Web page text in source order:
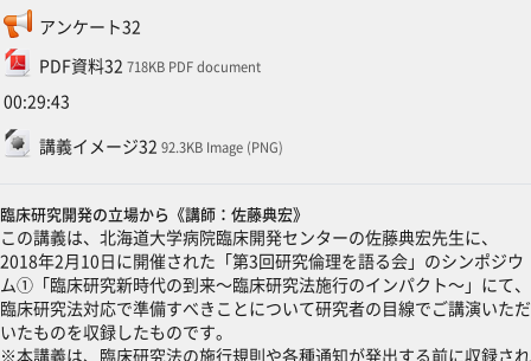
アンケート32フィードバック
PDF資料32
ファイル718KB PDF document
00:29:43
講義イメージ32ファイル92.3KB Image (PNG)
臨床研究開発の立場から《講師：佐藤典宏》
この講義は、北海道大学病院臨床開発センターの佐藤典宏先生に、
2018年2月10日に開催された「第3回研究倫理を語る会」のシンポジウ
ム①「臨床研究新時代の到来～臨床研究法施行のインパクト～」にて、
臨床研究法対応で準備すべきことについて研究者の目線でご講演いただ
いたものを収録したものです。
※本講義は、臨床研究法の施行規則や各種通知が発出する前に収録され